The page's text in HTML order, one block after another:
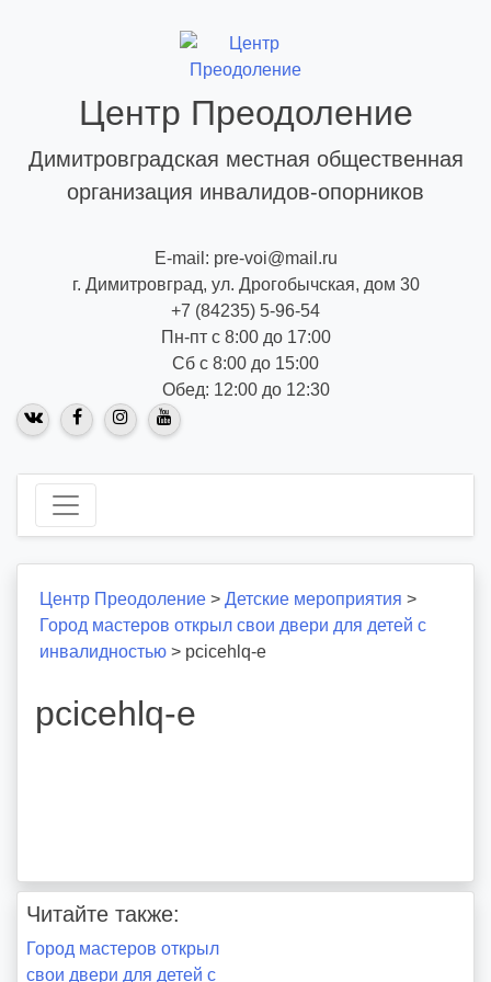
Центр Преодоление
Димитровградская местная общественная
организация инвалидов-опорников
E-mail: pre-voi@mail.ru
г. Димитровград, ул. Дрогобычская, дом 30
+7 (84235) 5-96-54
Пн-пт с 8:00 до 17:00
Сб с 8:00 до 15:00
Обед: 12:00 до 12:30
Центр Преодоление > Детские мероприятия >
Город мастеров открыл свои двери для детей с
инвалидностью > pcicehlq-e
pcicehlq-e
Читайте также:
Навигация
Город мастеров открыл
свои двери для детей с